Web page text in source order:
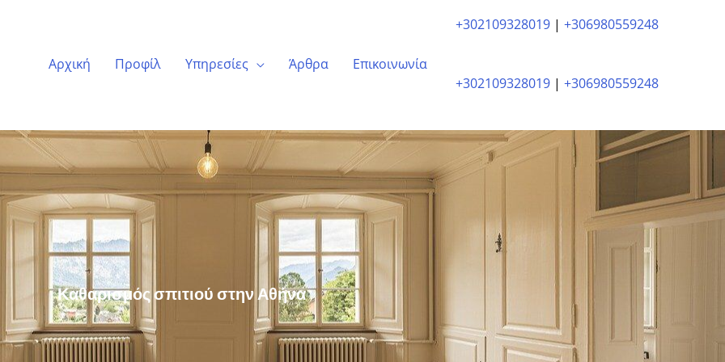
Αρχική Προφίλ Υπηρεσίες Άρθρα Επικοινωνία
+302109328019 | +306980559248
+302109328019 | +306980559248
Καθαρισμός σπιτιού στην Αθήνα